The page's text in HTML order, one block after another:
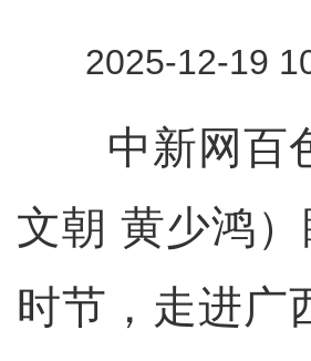
2025-12-19
中新网百色
文朝 黄少鸿
时节，走进广